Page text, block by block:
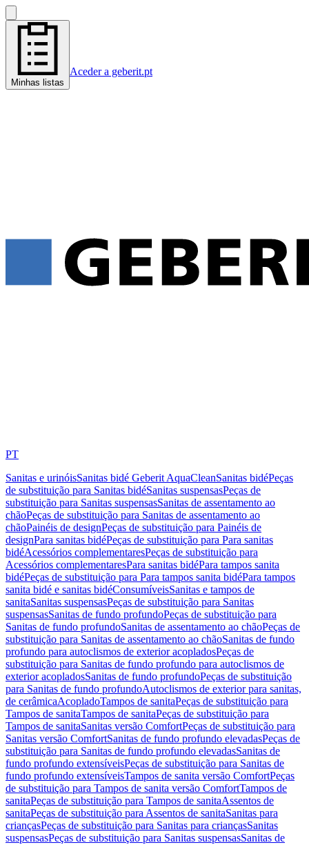
Minhas listas
Aceder a geberit.pt
PT
Sanitas e urinóisSanitas bidé Geberit AquaCleanSanitas bidéPeças
de substituição para Sanitas bidéSanitas suspensasPeças de
substituição para Sanitas suspensasSanitas de assentamento ao
chãoPeças de substituição para Sanitas de assentamento ao
chãoPainéis de designPeças de substituição para Painéis de
designPara sanitas bidéPeças de substituição para Para sanitas
bidéAcessórios complementaresPeças de substituição para
Acessórios complementaresPara sanitas bidéPara tampos sanita
bidéPeças de substituição para Para tampos sanita bidéPara tampos
sanita bidé e sanitas bidéConsumíveisSanitas e tampos de
sanitaSanitas suspensasPeças de substituição para Sanitas
suspensasSanitas de fundo profundoPeças de substituição para
Sanitas de fundo profundoSanitas de assentamento ao chãoPeças de
substituição para Sanitas de assentamento ao chãoSanitas de fundo
profundo para autoclismos de exterior acopladosPeças de
substituição para Sanitas de fundo profundo para autoclismos de
exterior acopladosSanitas de fundo profundoPeças de substituição
para Sanitas de fundo profundoAutoclismos de exterior para sanitas,
de cerâmicaAcopladoTampos de sanitaPeças de substituição para
Tampos de sanitaTampos de sanitaPeças de substituição para
Tampos de sanitaSanitas versão ComfortPeças de substituição para
Sanitas versão ComfortSanitas de fundo profundo elevadasPeças de
substituição para Sanitas de fundo profundo elevadasSanitas de
fundo profundo extensíveisPeças de substituição para Sanitas de
fundo profundo extensíveisTampos de sanita versão ComfortPeças
de substituição para Tampos de sanita versão ComfortTampos de
sanitaPeças de substituição para Tampos de sanitaAssentos de
sanitaPeças de substituição para Assentos de sanitaSanitas para
criançasPeças de substituição para Sanitas para criançasSanitas
suspensasPeças de substituição para Sanitas suspensasSanitas de